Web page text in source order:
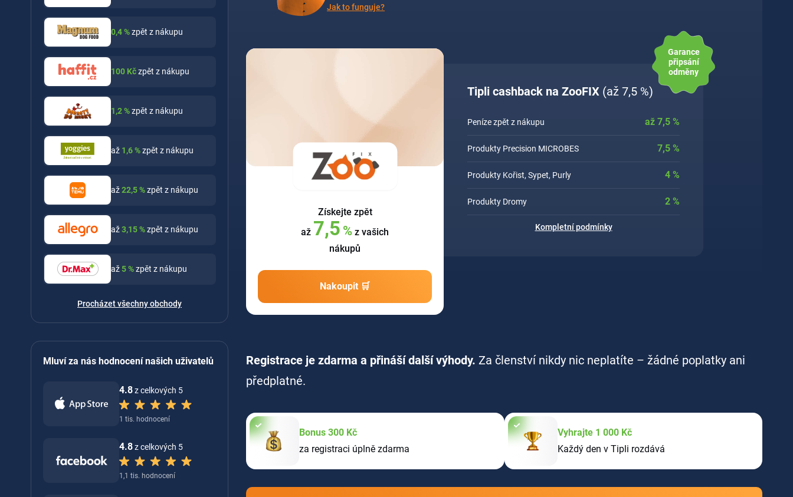
0,4%zpět z nákupu
100 Kčzpět z nákupu
1,2%zpět z nákupu
až 1,6%zpět z nákupu
až22,5%zpět z nákupu
až3,15%zpět z nákupu
až5%zpět z nákupu
Procházet všechny obchody
Mluví za nás hodnocení našich uživatelů
4.8z celkových 5
1 tis. hodnocení
4.8z celkových 5
1,1 tis. hodnocení
Jak to funguje?
Získejte zpět
až 7,5 % z vašich
nákupů
Nakoupit 🛒
Tipli cashback na ZooFIX (až 7,5 %)
Peníze zpět z nákupu až 7,5 %
Produkty Precision MICROBES 7,5 %
Produkty Kořist, Sypet, Purly 4 %
Produkty Dromy 2 %
Kompletní podmínky
Garance
připsání
odměny
Registrace je zdarma a přináší další výhody. Za členství nikdy nic neplatíte – žádné poplatky ani
předplatné.
Bonus 300 Kč
za registraci úplně zdarma
Vyhrajte 1 000 Kč
Každý den v Tipli rozdává